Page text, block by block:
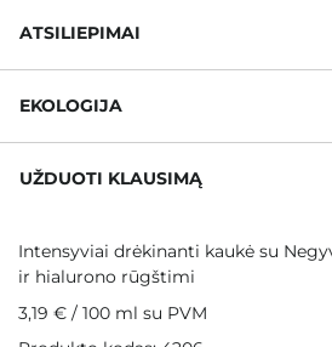
ATSILIEPIMAI
EKOLOGIJA
UŽDUOTI KLAUSIMĄ
Intensyviai drėkinanti kaukė su
ir hialurono rūgštimi
3,19 € / 100 ml su PVM